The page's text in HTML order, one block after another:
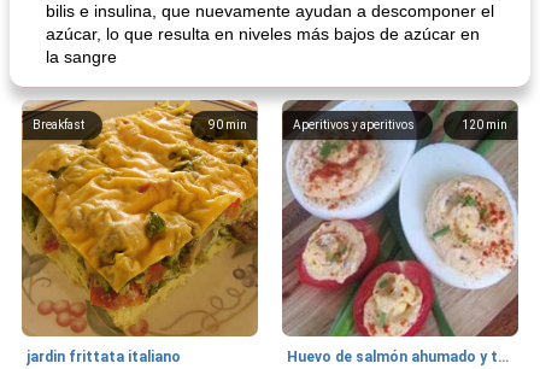
bilis e insulina, que nuevamente ayudan a descomponer el
azúcar, lo que resulta en niveles más bajos de azúcar en
la sangre
90 min
Breakfast
jardin frittata italiano
120 min
Aperitivos y aperitivos
Huevo de salmón ahumado y tomates rellenos.